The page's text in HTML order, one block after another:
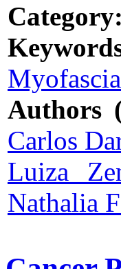
Category:
Authors
Carlos
Luiza
Nathalia